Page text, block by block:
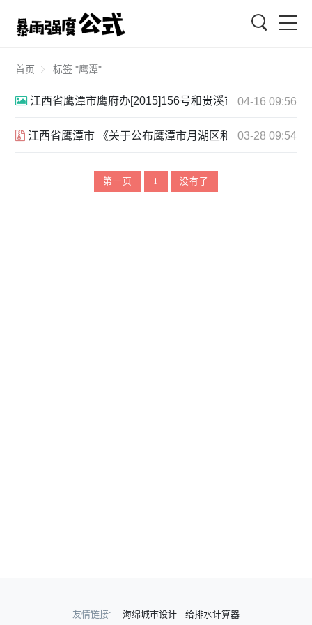
首页 标签 "鹰潭"
江西省鹰潭市鹰府办[2015]156号和贵溪市暴雨强度公式
04-16 09:56
江西省鹰潭市 《关于公布鹰潭市月湖区和余江区暴雨强
03-28 09:54
第一页 1 没有了
友情链接: 海绵城市设计 给排水计算器